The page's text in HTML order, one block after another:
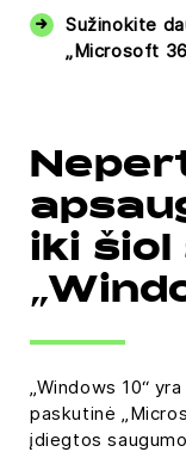
Sužinokite
„Microsoft
iki šiol
„Windows 10“
paskutinė
įdiegtos